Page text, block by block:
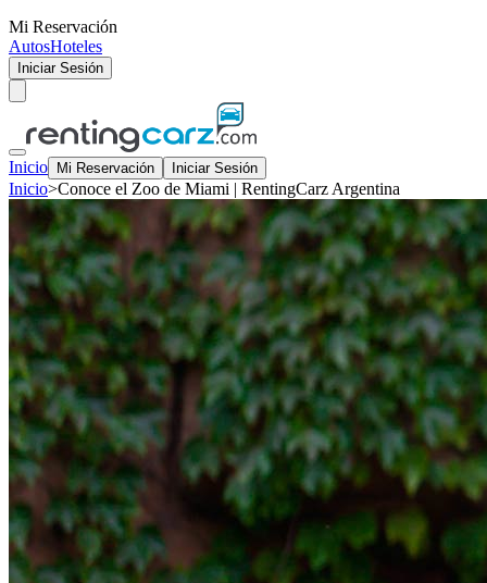
Mi Reservación
AutosHoteles
Iniciar Sesión
Inicio Mi Reservación Iniciar Sesión
Inicio>Conoce el Zoo de Miami | RentingCarz Argentina